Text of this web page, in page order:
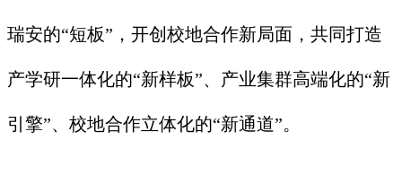
瑞安的“短板”，开创校地合作新局面，共同打造
产学研一体化的“新样板”、产业集群高端化的“新
引擎”、校地合作立体化的“新通道”。